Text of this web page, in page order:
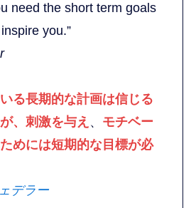
need the short term goals
you.”
る長期的な計画は信じる
、 刺激を与え 、 モチベー
めには短期的な目標が必
デラー